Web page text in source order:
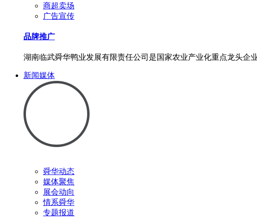
商超卖场
广告宣传
品牌推广
湖南临武舜华鸭业发展有限责任公司是国家农业产业化重点龙头企
新闻媒体
舜华动态
媒体聚焦
展会动向
情系舜华
专题报道